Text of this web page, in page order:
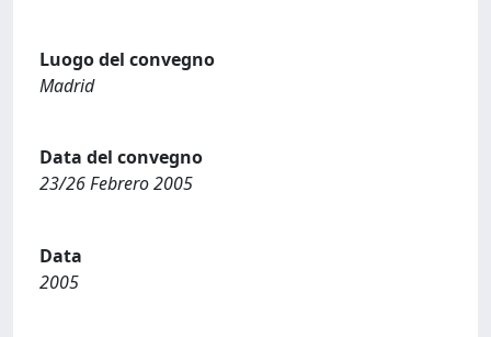
Luogo del convegno
Madrid
Data del convegno
23/26 Febrero 2005
Data
2005